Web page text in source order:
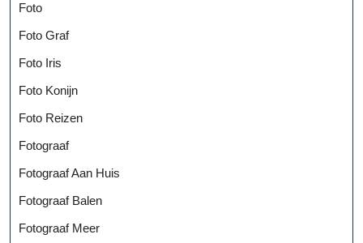
Foto
Foto Graf
Foto Iris
Foto Konijn
Foto Reizen
Fotograaf
Fotograaf Aan Huis
Fotograaf Balen
Fotograaf Meer